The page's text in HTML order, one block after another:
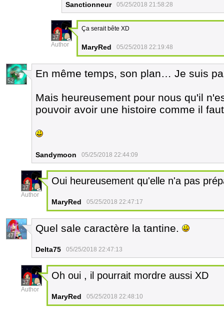
Sanctionneur 05/25/2018 21:58:28
37
Author
Ça serait bête XD
MaryRed 05/25/2018 22:19:48
52
En même temps, son plan… Je suis
Mais heureusement pour nous qu'il
pouvoir avoir une histoire comme il
Sandymoon 05/25/2018 22:44:09
37
Author
Oui heureusement qu'elle n'a pas
MaryRed 05/25/2018 22:47:17
47
Quel sale caractère la tantine.
Delta75 05/25/2018 22:47:13
37
Author
Oh oui , il pourrait mordre aussi XD
MaryRed 05/25/2018 22:48:10